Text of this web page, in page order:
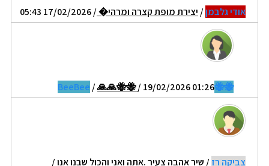
אודי גלבמן/ יצירת מופת קצרה ומרהי�/ 17/02/2026 05:43
🐝🐝BeeBee
/🙏🙏🐝🐝/ 19/02/2026 01:26
צביקה רז/ שיר אהבה צעיר .אתה ואני והכול שבנו אנו/